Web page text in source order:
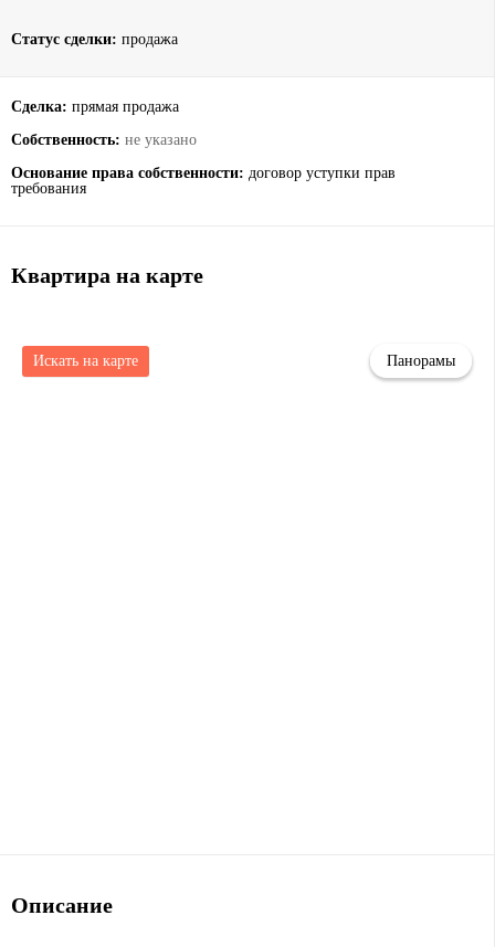
Статус сделки: продажа
Сделка: прямая продажа
Собственность: не указано
Основание права собственности: договор уступки прав
требования
Описание
Квартира на карте
Искать на карте Панорамы